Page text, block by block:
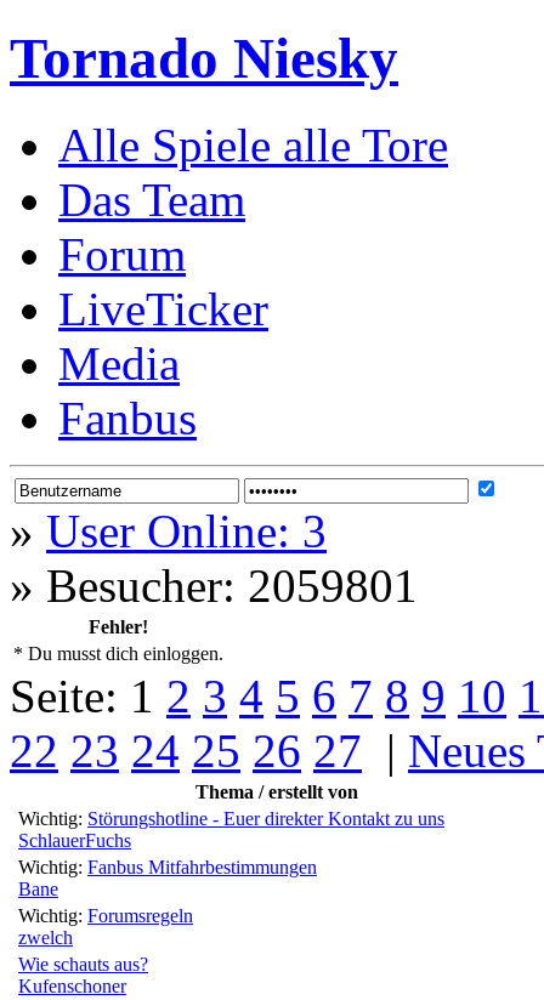
Tornado Niesky
Alle Spiele alle Tore
Das Team
Forum
LiveTicker
Media
Fanbus
» User Online: 3
» Besucher: 2059801
Fehler!
* Du musst dich einloggen.
Seite: 1 2 3 4 5 6 7 8 9 10
22 23 24 25 26 27 | Neues
Thema / erstellt von
Wichtig: Störungshotline - Euer direkter Kontakt zu uns
SchlauerFuchs
Wichtig: Fanbus Mitfahrbestimmungen
Bane
Wichtig: Forumsregeln
zwelch
Wie schauts aus?
Kufenschoner